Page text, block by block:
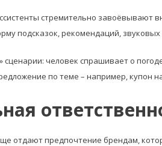
стремительно завоёвывают
подсказок, рекомендаций,
сценарии: человек спрашивает о
по теме – например, купон
отдают предпочтение брендам,